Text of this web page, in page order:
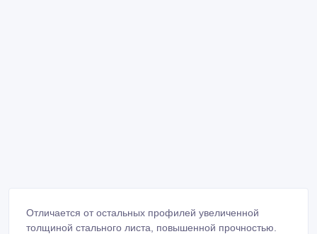
Отличается от остальных профилей увеличенной
толщиной стального листа, повышенной прочностью.